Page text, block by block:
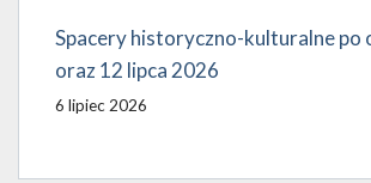
Spacery historyczno-kulturalne po
oraz 12 lipca 2026
6 lipiec 2026